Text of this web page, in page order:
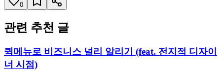
0
관련 추천 글
퀵메뉴로 비즈니스 널리 알리기 (feat. 전지적 디자이
너 시점)